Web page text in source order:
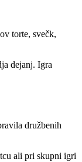
torte, svečk,
dejanj. Igra
družbenih
ali pri skupni igri